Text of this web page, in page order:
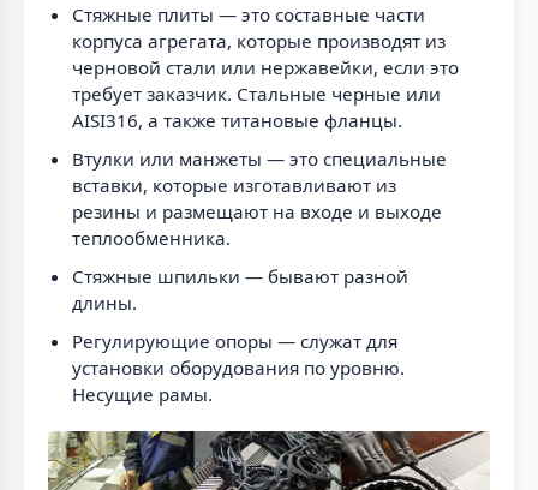
Стяжные плиты — это составные части
корпуса агрегата, которые производят из
черновой стали или нержавейки, если это
требует заказчик. Стальные черные или
AISI316, а также титановые фланцы.
Втулки или манжеты — это специальные
вставки, которые изготавливают из
резины и размещают на входе и выходе
теплообменника.
Стяжные шпильки — бывают разной
длины.
Регулирующие опоры — служат для
установки оборудования по уровню.
Несущие рамы.